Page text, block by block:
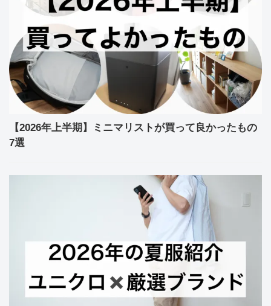
【2026年上半期】ミニマリストが買って良かったもの
7選